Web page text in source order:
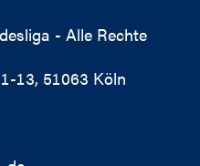
- Alle Rechte
13, 51063 Köln